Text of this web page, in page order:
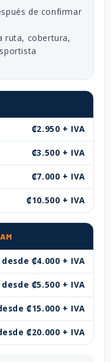
de confirmar
ruta, cobertura,
₡2.950 + IVA
₡3.500 + IVA
₡7.000 + IVA
₡10.500 + IVA
desde ₡4.000 + IVA
desde ₡5.500 + IVA
₡15.000 + IVA
₡20.000 + IVA